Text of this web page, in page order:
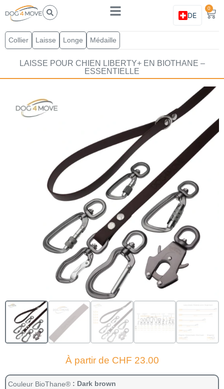
DE
0
Collier Laisse Longe Médaille
LAISSE POUR CHIEN LIBERTY+ EN BIOTHANE –
ESSENTIELLE
À partir de CHF 23.00
Couleur BioThane® : Dark brown